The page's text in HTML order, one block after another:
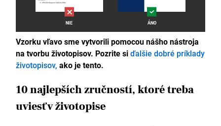
NIE ÁNO
Vzorku vľavo sme vytvorili pomocou nášho nástroja
na tvorbu životopisov. Pozrite siďalšie dobré príklady
životopisov, ako je tento.
10 najlepších zručností, ktoré treba
uviesť v životopise